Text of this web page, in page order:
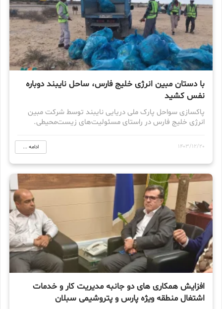
با دستان مبین انرژی خلیج فارس، ساحل نایبند دوباره
نفس کشید
پاکسازی سواحل پارک ملی دریایی نایبند توسط شرکت مبین
انرژی خلیج فارس در راستای مسئولیت‌های زیست‌محیطی.
1403/12/20 ادامه ...
افزایش همکاری های دو جانبه مدیریت کار و خدمات
اشتغال منطقه ویژه پارس و پتروشیمی سبلان